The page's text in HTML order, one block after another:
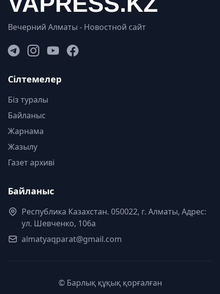
Вечерний Алматы - Новостной сайт
Сілтемелер
Біз туралы
Байланыс
Жарнама
Жазылу
Газет архиві
Байланыс
Республика Казахстан. 050022, г. Алматы, Адрес:
ул. Шевченко, 106а
almatyaqparat@gmail.com
© Барлық құқық қорғалған